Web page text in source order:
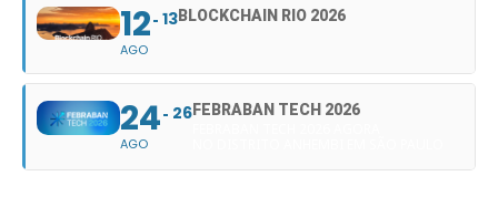
12
AGO
13BLOCKCHAIN RIO 2026
24
AGO
26FEBRABAN TECH 2026